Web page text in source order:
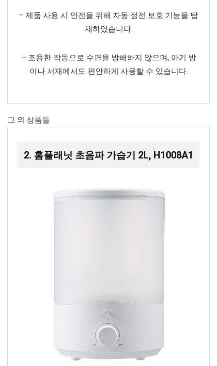
– 제품 사용 시 안전을 위해 자동 정전 보호 기능을 탑
재하였습니다.
– 조용한 작동으로 수면을 방해하지 않으며, 아기 방
이나 서재에서도 편안하게 사용할 수 있습니다.
그 외 상품들
2. 홈플래닛 초음파 가습기 2L, H1008A1